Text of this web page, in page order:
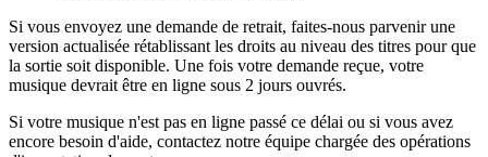
Si vous envoyez une demande de retrait, faites-nous parvenir une
version actualisée rétablissant les droits au niveau des titres pour que
la sortie soit disponible. Une fois votre demande reçue, votre
musique devrait être en ligne sous 2 jours ouvrés.
Si votre musique n'est pas en ligne passé ce délai ou si vous avez
encore besoin d'aide, contactez notre équipe chargée des opérations